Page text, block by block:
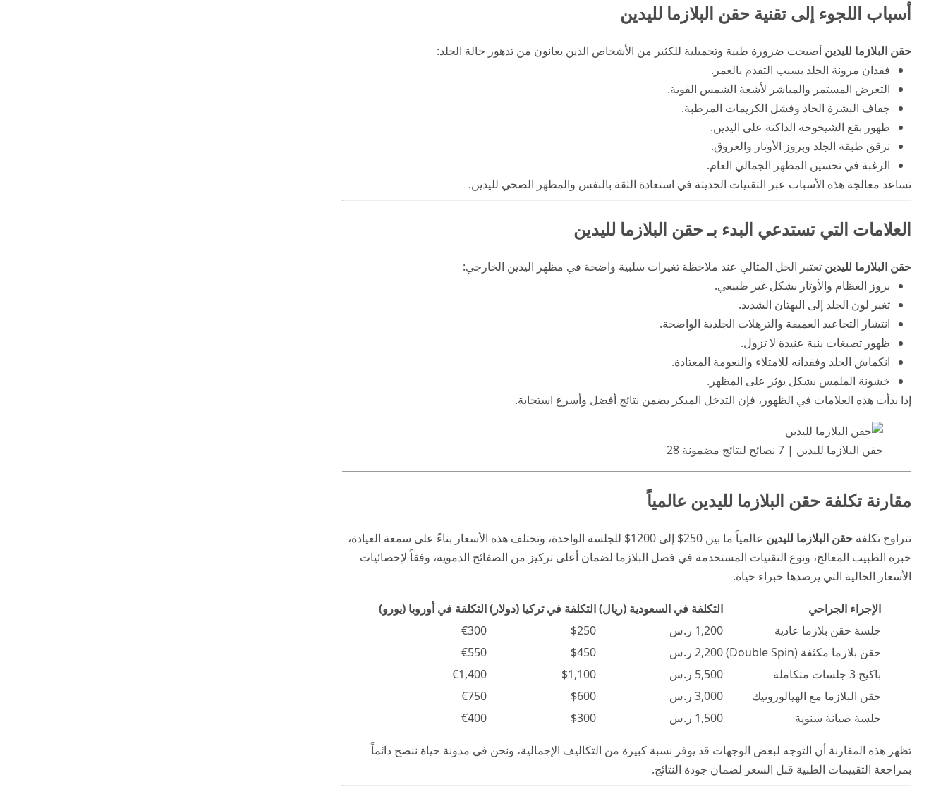
أسباب اللجوء إلى تقنية حقن البلازما لليدين
حقن البلازما لليدين أصبحت ضرورة طبية وتجميلية للكثير من الأشخاص الذين يعانون من تدهور حالة الجلد:
فقدان مرونة الجلد بسبب التقدم بالعمر.
التعرض المستمر والمباشر لأشعة الشمس القوية.
جفاف البشرة الحاد وفشل الكريمات المرطبة.
ظهور بقع الشيخوخة الداكنة على اليدين.
ترقق طبقة الجلد وبروز الأوتار والعروق.
الرغبة في تحسين المظهر الجمالي العام.
تساعد معالجة هذه الأسباب عبر التقنيات الحديثة في استعادة الثقة بالنفس والمظهر الصحي لليدين.
العلامات التي تستدعي البدء بـ حقن البلازما لليدين
حقن البلازما لليدين تعتبر الحل المثالي عند ملاحظة تغيرات سلبية واضحة في مظهر اليدين الخارجي:
بروز العظام والأوتار بشكل غير طبيعي.
تغير لون الجلد إلى البهتان الشديد.
انتشار التجاعيد العميقة والترهلات الجلدية الواضحة.
ظهور تصبغات بنية عنيدة لا تزول.
انكماش الجلد وفقدانه للامتلاء والنعومة المعتادة.
خشونة الملمس بشكل يؤثر على المظهر.
إذا بدأت هذه العلامات في الظهور، فإن التدخل المبكر يضمن نتائج أفضل وأسرع استجابة.
حقن البلازما لليدين | 7 نصائح لنتائج مضمونة 28
مقارنة تكلفة حقن البلازما لليدين عالمياً
تتراوح تكلفة حقن البلازما لليدين
عالمياً ما بين 250$ إلى 1200$ للجلسة الواحدة، وتختلف هذه الأسعار بناءً على سمعة العيادة،
خبرة الطبيب المعالج، ونوع التقنيات المستخدمة في فصل البلازما لضمان أعلى تركيز من الصفائح الدموية، وفقاً لإحصائيات
الأسعار الحالية التي يرصدها خبراء حياة.
الإجراء الجراحي التكلفة في السعودية (ريال)التكلفة في تركيا (دولار)التكلفة في أوروبا (يورو)
جلسة حقن بلازما عادية
1,200 ر.س $250
€300
حقن بلازما مكثفة (Double Spin)
2,200 ر.س $450
€550
باكيج 3 جلسات متكاملة
5,500 ر.س $1,100
€1,400
حقن البلازما مع الهيالورونيك
3,000 ر.س $600
€750
جلسة صيانة سنوية
1,500 ر.س $300
€400
تظهر هذه المقارنة أن التوجه لبعض الوجهات قد يوفر نسبة كبيرة من التكاليف الإجمالية، ونحن في مدونة حياة ننصح دائماً
بمراجعة التقييمات الطبية قبل السعر لضمان جودة النتائج.